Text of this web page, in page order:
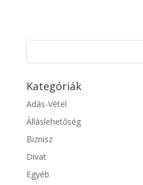
Kategóriák
Adás-Vétel
Álláslehetőség
Biznisz
Divat
Egyéb